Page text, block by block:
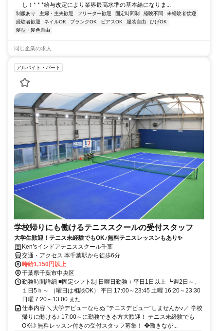
し！* * *給与改定により業界最高水準の基本給になりま...
制服あり 主婦・主夫歓迎 フリーター歓迎 固定時間制 経験不問
未経験者歓迎
経験者歓迎
ネイルOK ブランクOK ピアスOK 服装自由
ひげOK
髪型・髪色自由
同じ企業の求人
アルバイト・パート
学校帰りにも働けるテニススクールの受付スタッフ
大学生歓迎！テニス未経験でもOK♪無料テニスレッスンもあり✨
Ken’sインドアテニススクール千葉
交通・アクセス 本千葉駅から徒歩6分
時給1,150円以上
千葉県千葉市中央区
勤務時間詳細 ■固定シフト制 日曜日勤務＋平日1日以上 ┗週2日～、
１日5ｈ～ （曜日は相談OK） 平日 17:00～23:45 土曜 16:20～23:30
日曜 7:20～13:00 また...
仕事内容 ＼大学デビューならぬ "テニスデビュー"しませんか♪／ 学校
帰りに働ける♪ 17:00～に勤務できる方大歓迎！ テニス未経験でも
OK◎ 無料レッスン付きの受付スタッフ募集！ ❖働きなが...